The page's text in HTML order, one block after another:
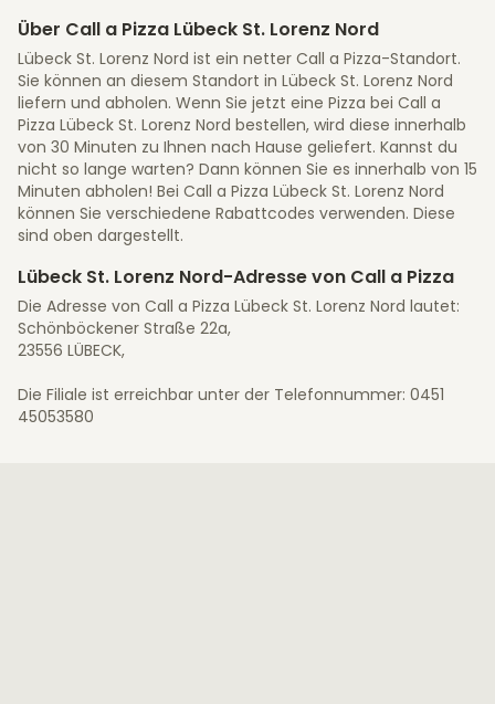
Über Call a Pizza Lübeck St. Lorenz Nord
Lübeck St. Lorenz Nord ist ein netter Call a Pizza-Standort.
Sie können an diesem Standort in Lübeck St. Lorenz Nord
liefern und abholen. Wenn Sie jetzt eine Pizza bei Call a
Pizza Lübeck St. Lorenz Nord bestellen, wird diese innerhalb
von 30 Minuten zu Ihnen nach Hause geliefert. Kannst du
nicht so lange warten? Dann können Sie es innerhalb von 15
Minuten abholen! Bei Call a Pizza Lübeck St. Lorenz Nord
können Sie verschiedene Rabattcodes verwenden. Diese
sind oben dargestellt.
Lübeck St. Lorenz Nord-Adresse von Call a Pizza
Die Adresse von Call a Pizza Lübeck St. Lorenz Nord lautet:
Schönböckener Straße 22a,
23556 LÜBECK,
Die Filiale ist erreichbar unter der Telefonnummer: 0451
45053580